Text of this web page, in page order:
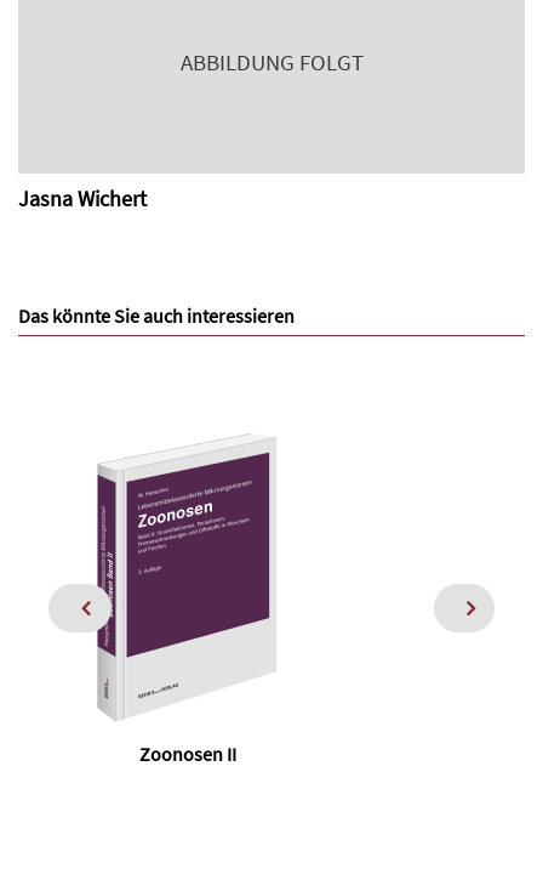
ABBILDUNG FOLGT
Jasna Wichert
Das könnte Sie auch interessieren
Zoonosen II